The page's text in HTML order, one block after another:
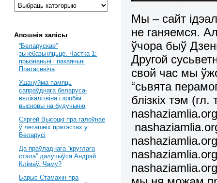
Мы – сайт
не ганяемся.
ўчора быў
Другой
свой час мы
“сьвята
блізкіх тэм
Апошнія запісы
“Беларускае”
зьнебазьняцьце. Частка 1:
прызнаньні і пакаяньні
Пратасевіча
Ушануйма памяць
сапраўднага беларуса-
вялікалітвіна і зробім
высновы на будучыню
Сяргей Высоцкі пра галоўнае
ў леташніх пратэстах у
Беларусі
Да праўладнага “круглага
стала” далучыўся Андрэй
Клімаў. Чаму?
Барыс Стамахін пра